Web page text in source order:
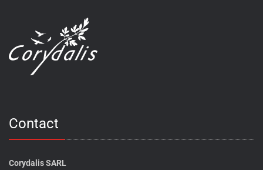
Contact
Corydalis SARL